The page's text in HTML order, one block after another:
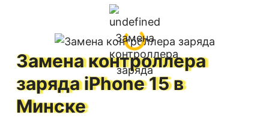
Замена контроллера
зарядаiPhone 15в
Минске